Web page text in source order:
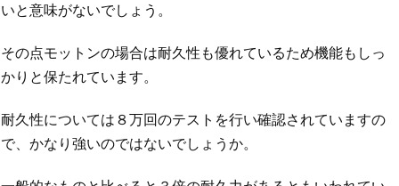
いと意味がないでしょう。
その点モットンの場合は耐久性も優れているため機能もしっ
かりと保たれています。
耐久性については８万回のテストを行い確認されていますの
で、かなり強いのではないでしょうか。